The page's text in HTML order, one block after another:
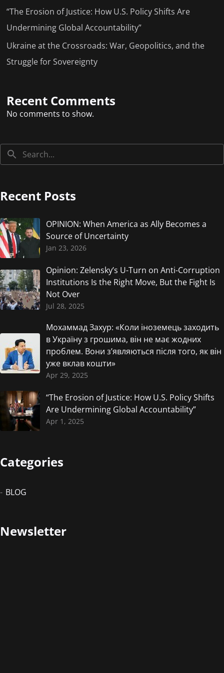
“The Erosion of Justice: How U.S. Policy Shifts Are
Undermining Global Accountability”
Ukraine at the Crossroads: War, Geopolitics, and the
Struggle for Sovereignty
Recent Comments
No comments to show.
Recent Posts
OPINION: When America as Ally Becomes a
Source of Uncertainty
Jan 23, 2026
Opinion: Zelensky’s U-Turn on Anti-Corruption
Institutions Is the Right Move, But the Fight Is
Not Over
Jul 28, 2025
Мохаммад Захур: «Коли іноземець заходить
в Україну з грошима, він не має жодних
проблем. Вони з’являються після того, як він
уже вклав кошти»
Apr 29, 2025
“The Erosion of Justice: How U.S. Policy Shifts
Are Undermining Global Accountability”
Apr 1, 2025
Categories
BLOG
Newsletter